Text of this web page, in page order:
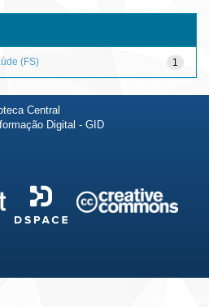
1
(FS)
Central
Digital - GID